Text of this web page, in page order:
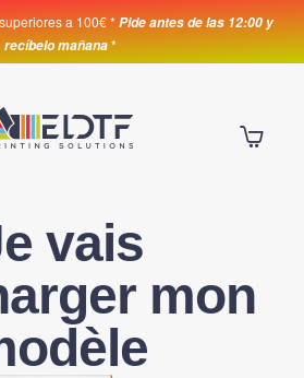
a 100€ * Pide antes de las 12:00 y
recíbelo mañana*
vais
mon